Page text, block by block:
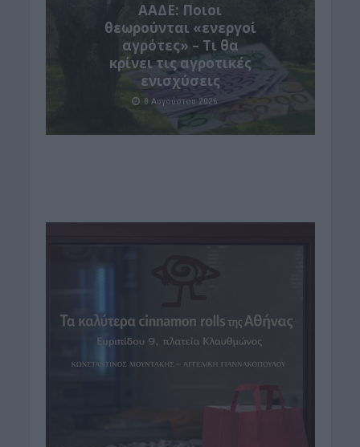
ΑΑΔΕ: Ποιοι
θεωρούνται «ενεργοί
αγρότες» – Τι θα
κρίνει τις αγροτικές
ενισχύσεις
8 Αυγούστου 2026